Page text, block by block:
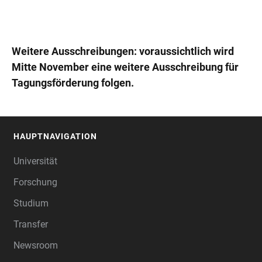
Weitere Ausschreibungen: voraussichtlich wird
Mitte November eine weitere Ausschreibung für
Tagungsförderung folgen.
HAUPTNAVIGATION
Universität
Forschung
Studium
Transfer
Newsroom